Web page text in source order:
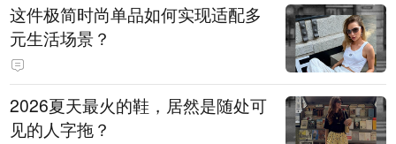
这件极简时尚单品如何实现适配多
元生活场景？
2026夏天最火的鞋，居然是随处可
见的人字拖？